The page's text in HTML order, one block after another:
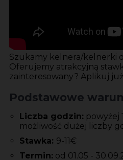
Szukamy kelnera/kelnerki
Oferujemy atrakcyjną
zainteresowany? Aplikuj
Podstawowe
Liczba godzin: powyżej
możliwość dużej liczby
Stawka: 9-11€
Termin: od 01.05 -